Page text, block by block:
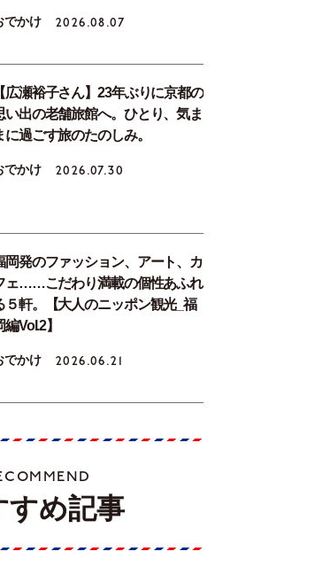
でかけ 2026.08.07
【広瀬裕子さん】23年ぶりに京都の
い出の老舗旅館へ。ひとり、気ま
に過ごす旅のたのしみ。
でかけ 2026.07.30
岡発のファッション、アート、カ
ェ……こだわり満載の個性あふれ
５軒。【大人のニッポン観光_福
編Vol.2】
でかけ 2026.06.21
すめ記事